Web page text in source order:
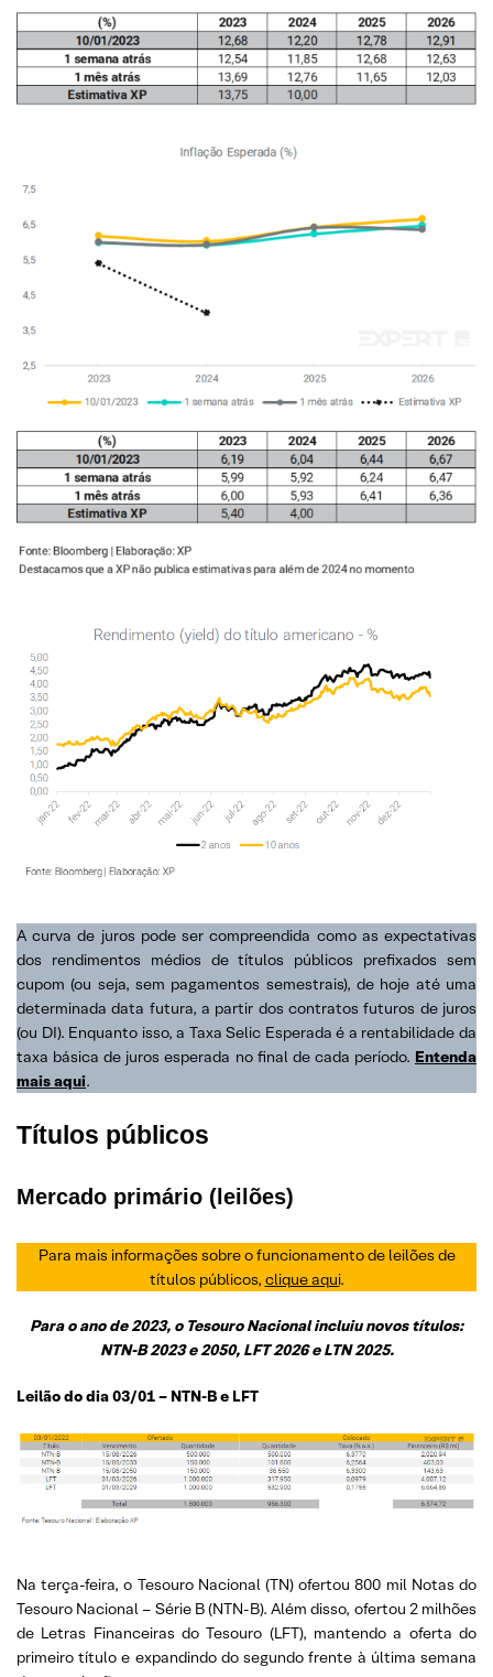
A curva de juros pode ser compreendida como as expectativas
dos rendimentos médios de títulos públicos prefixados sem
cupom (ou seja, sem pagamentos semestrais), de hoje até uma
determinada data futura, a partir dos contratos futuros de juros
(ou DI). Enquanto isso, a Taxa Selic Esperada é a rentabilidade da
taxa básica de juros esperada no final de cada período. Entenda
mais aqui.
Títulos públicos
Mercado primário (leilões)
Para mais informações sobre o funcionamento de leilões de
títulos públicos, clique aqui.
Para o ano de 2023, o Tesouro Nacional incluiu novos títulos:
NTN-B 2023 e 2050, LFT 2026 e LTN 2025.
Leilão do dia 03/01 – NTN-B e LFT
Na terça-feira, o Tesouro Nacional (TN) ofertou 800 mil Notas do
Tesouro Nacional – Série B (NTN-B). Além disso, ofertou 2 milhões
de Letras Financeiras do Tesouro (LFT), mantendo a oferta do
primeiro título e expandindo do segundo frente à última semana